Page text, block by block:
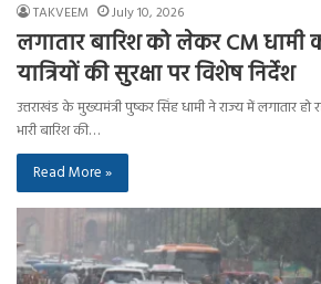
TAKVEEM July 10, 2026
लगातार बारिश को लेकर CM धामी
यात्रियों की सुरक्षा पर विशेष निर्देश
उत्तराखंड के मुख्यमंत्री पुष्कर सिंह धामी ने राज्य में लगातार हो
भारी बारिश की…
Read More »